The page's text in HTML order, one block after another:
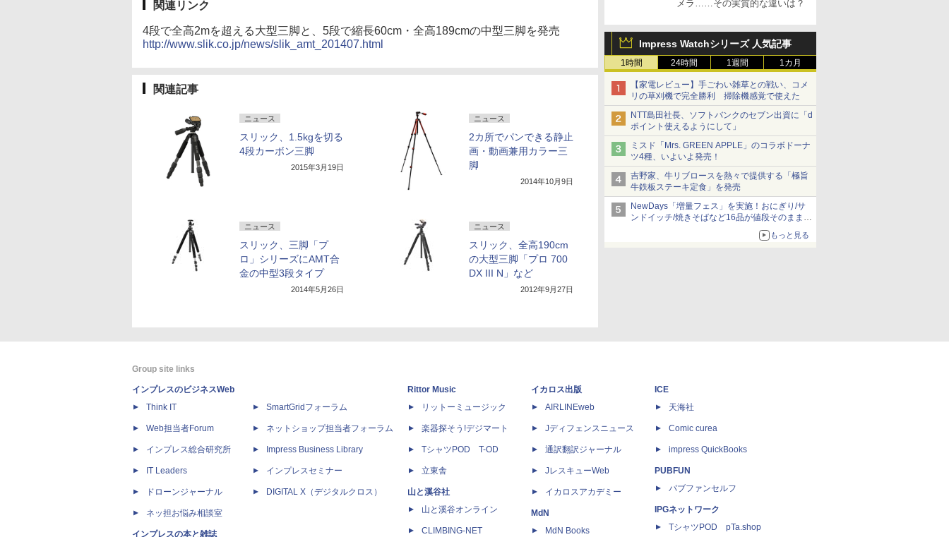
メラ……その実質的な違いは？
Impress Watchシリーズ 人気記事
1時間 24時間 1週間 1カ月
【家電レビュー】手ごわい雑草との戦い、コメ
リの草刈機で完全勝利 掃除機感覚で使えた
NTT島田社長、ソフトバンクのセブン出資に「d
ポイント使えるようにして」
ミスド「Mrs. GREEN APPLE」のコラボドーナ
ツ4種、いよいよ発売！
吉野家、牛リブロースを熱々で提供する「極旨
牛鉄板ステーキ定食」を発売
NewDays「増量フェス」を実施！おにぎり/サ
ンドイッチ/焼きそばなど16品が値段そのままで
もっと見る
関連リンク
4段で全高2mを超える大型三脚と、5段で縮長60cm・全高189cmの中型三脚を発売
http://www.slik.co.jp/news/slik_amt_201407.html
関連記事
ニュース
スリック、1.5kgを切る
4段カーボン三脚
2015年3月19日
ニュース
2カ所でパンできる静止
画・動画兼用カラー三
脚
2014年10月9日
ニュース
スリック、三脚「プ
ロ」シリーズにAMT合
金の中型3段タイプ
2014年5月26日
ニュース
スリック、全高190cm
の大型三脚「プロ 700
DX III N」など
2012年9月27日
Group site links
インプレスのビジネスWeb
Think IT
Web担当者Forum
インプレス総合研究所
IT Leaders
ドローンジャーナル
ネッ担お悩み相談室
インプレスの本と雑誌
SmartGridフォーラム
ネットショップ担当者フォーラム
Impress Business Library
インプレスセミナー
DIGITAL X（デジタルクロス）
Rittor Music
リットーミュージック
楽器探そう!デジマート
TシャツPOD T-OD
立東舎
山と溪谷社
山と溪谷オンライン
CLIMBING-NET
イカロス出版
AIRLINEweb
Jディフェンスニュース
通訳翻訳ジャーナル
JレスキューWeb
イカロスアカデミー
MdN
MdN Books
ICE
天海社
Comic curea
impress QuickBooks
PUBFUN
パブファンセルフ
IPGネットワーク
TシャツPOD pTa.shop